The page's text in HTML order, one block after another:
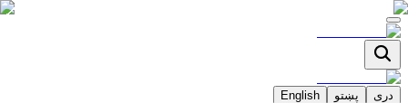
دری پښتو English